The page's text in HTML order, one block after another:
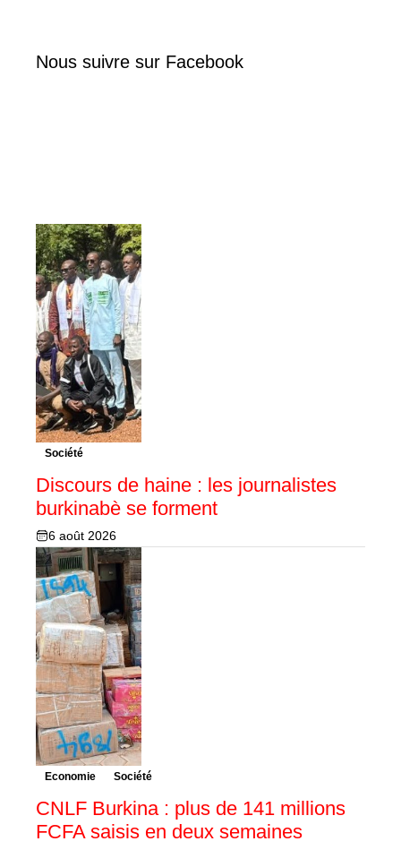
Nous suivre sur Facebook
Société
Discours de haine : les journalistes
burkinabè se forment
6 août 2026
Economie Société
CNLF Burkina : plus de 141 millions
FCFA saisis en deux semaines